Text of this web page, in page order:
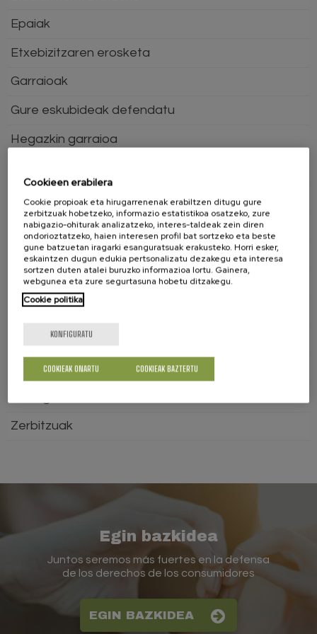
Epaiak
Etxebizitzaren erosketa
Garraioak
Gure eskubideak defendatu
Hegazkin garraioa
Hornidura
Jostailuak
Kontsumo eramangarrirako
Kontsumorako kredituak
Merkataritza
Osasuna
Telekomunikazioak
Zerbitzuak
Egin bazkidea
Juntos seremos más fuertes en la defensa
de los derechos de los consumidores
EGIN BAZKIDEA
Cookieen erabilera
Cookie propioak eta hirugarrenenak erabiltzen ditugu gure
zerbitzuak hobetzeko, informazio estatistikoa osatzeko, zure
nabigazio-ohiturak analizatzeko, interes-taldeak zein diren
ondorioztatzeko, haien interesen profil bat sortzeko eta beste
gune batzuetan iragarki esanguratsuak erakusteko. Horri esker,
eskaintzen dugun edukia pertsonalizatu dezakegu eta interesa
sortzen duten atalei buruzko informazioa lortu. Gainera,
webgunea eta zure segurtasuna hobetu ditzakegu.
Cookie politika
KONFIGURATU
COOKIEAK BAZTERTU
COOKIEAK ONARTU